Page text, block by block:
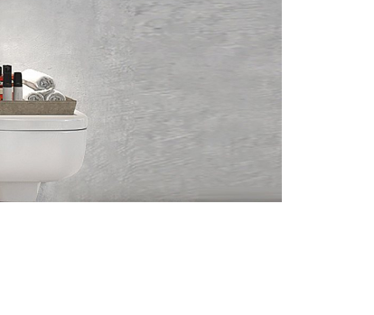
Detalles